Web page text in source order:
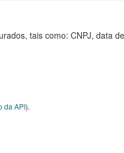
tais como: CNPJ, data
da API).